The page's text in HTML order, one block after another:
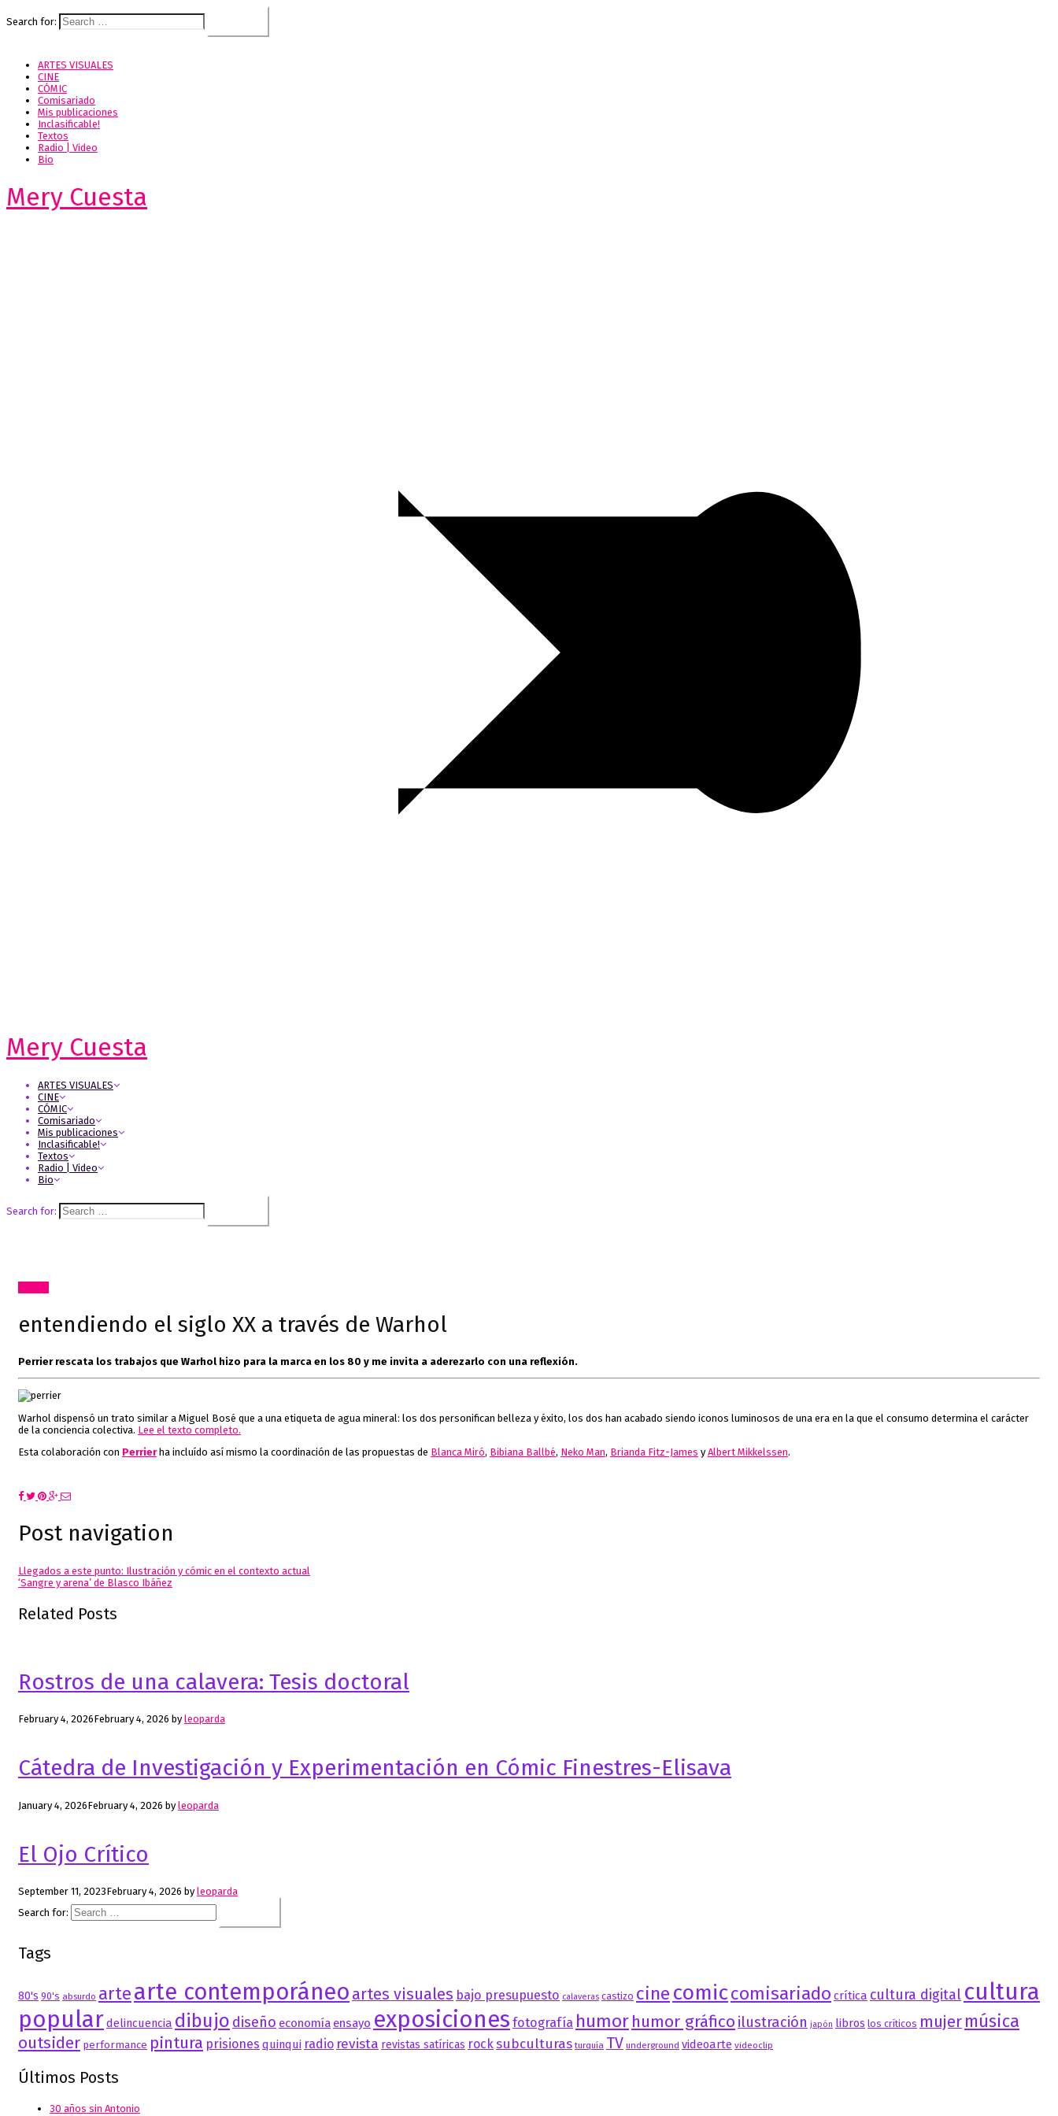
Search for:
ARTES VISUALES
CINE
CÓMIC
Comisariado
Mis publicaciones
Inclasificable!
Textos
Radio | Video
Bio
Mery Cuesta
Mery Cuesta
ARTES VISUALES
CINE
CÓMIC
Comisariado
Mis publicaciones
Inclasificable!
Textos
Radio | Video
Bio
Search for:
entendiendo el siglo XX a través de Warhol
Perrier rescata los trabajos que Warhol hizo para la marca en los 80 y me invita a aderezarlo con una reflexión.
Warhol dispensó un trato similar a Miguel Bosé que a una etiqueta de agua mineral: los dos personifican belleza y éxito, los dos han acabado siendo iconos luminosos de una era en la que el consumo determina el carácter
de la conciencia colectiva. Lee el texto completo.
Esta colaboración con Perrier ha incluído así mismo la coordinación de las propuestas de Blanca Miró, Bibiana Ballbé, Neko Man, Brianda Fitz-James yAlbert Mikkelssen.
Post navigation
Llegados a este punto: Ilustración y cómic en el contexto actual
‘Sangre y arena’ de Blasco Ibáñez
Related Posts
Rostros de una calavera: Tesis doctoral
February 4, 2026February 4, 2026 byleoparda
Cátedra de Investigación y Experimentación en Cómic Finestres-Elisava
January 4, 2026February 4, 2026 byleoparda
El Ojo Crítico
September 11, 2023February 4, 2026 byleoparda
Search for:
Tags
80's 90's absurdo artearte contemporáneo artes visuales bajo presupuesto calaveras castizo cine comiccomisariado crítica cultura digital cultura
populardelincuencia dibujo diseño economía ensayo exposiciones fotografía humor humor gráfico ilustración japón libros los críticos mujer música
outsider performance pintura prisiones quinqui radio revista revistas satíricas rocksubculturas turquía TV underground videoarte videoclip
Últimos Posts
30 años sin Antonio